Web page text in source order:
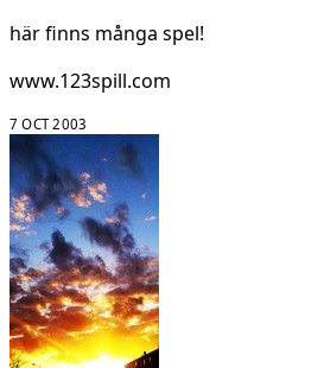
här finns många spel!
www.123spill.com
7 OCT 2003